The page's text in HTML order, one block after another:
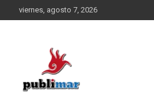
al
viernes, agosto 7, 2026